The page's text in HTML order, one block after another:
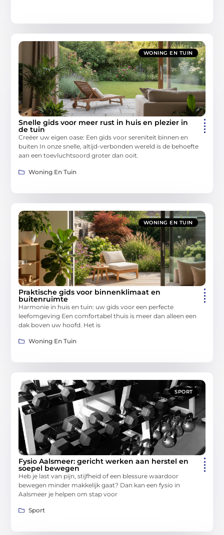
WONING EN TUIN
Snelle gids voor meer rust in huis en plezier in
de tuin
Creëer uw eigen oase: Een gids voor sereniteit binnen en
buiten In onze snelle, altijd-verbonden wereld is de behoefte
aan een toevluchtsoord groter dan ooit.
Woning En Tuin
WONING EN TUIN
Praktische gids voor binnenklimaat en
buitenruimte
Harmonie in huis en tuin: uw gids voor een perfecte
leefomgeving Een comfortabel thuis is meer dan alleen een
dak boven uw hoofd. Het is
Woning En Tuin
SPORT
Fysio Aalsmeer: gericht werken aan herstel en
soepel bewegen
Heb je last van pijn, stijfheid of een blessure waardoor
bewegen minder makkelijk gaat? Dan kan een fysio in
Aalsmeer je helpen om stap voor
Sport